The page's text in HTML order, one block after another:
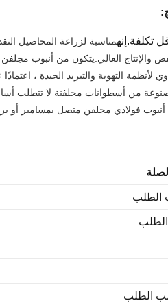
تكلفة.إنهمناسبة لزراعة المحاصيل
والإنتاج العالي. يتكون من أنبوب
لأنظمة التهوية والتبريد الجيدة ،
من أسطوانات مجلفنة لا تتطلب
أنبوب فولاذي مجلفن متصل بمسامير أو